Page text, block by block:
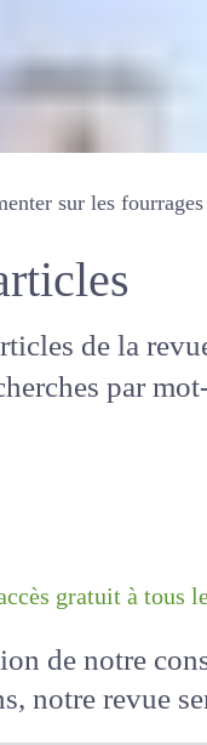
sur les
de la
vos
année
de notre
notre revue